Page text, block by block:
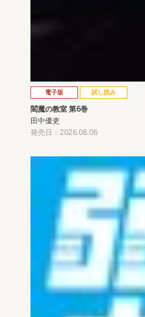
電子版 試し読み
閻魔の教室 第6巻
田中優吏
発売日：2026.08.06